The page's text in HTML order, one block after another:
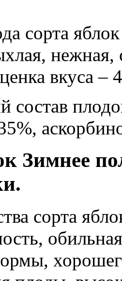
сорта
нежная,
вкуса –
состав
Зимнее
сорта